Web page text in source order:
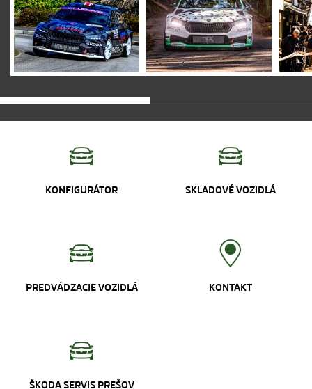
KONFIGURÁTOR SKLADOVÉ VOZIDLÁ
PREDVÁDZACIE VOZIDLÁ KONTAKT
ŠKODA SERVIS PREŠOV